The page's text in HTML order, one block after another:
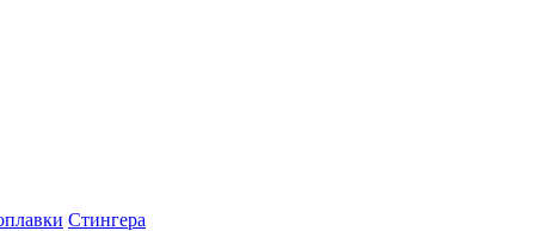
Стингера